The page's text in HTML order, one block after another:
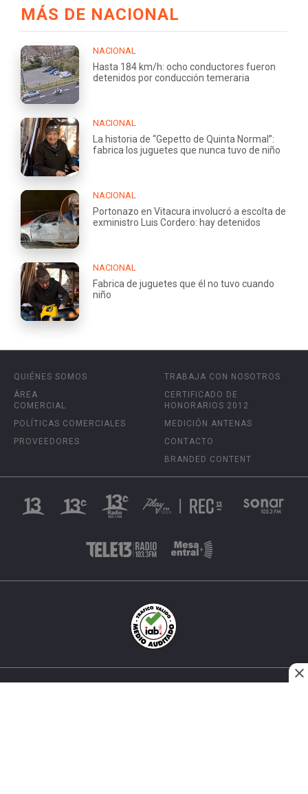
MÁS DE NACIONAL
NACIONAL
Hasta 184 km/h: ocho conductores fueron
detenidos por conducción temeraria
NACIONAL
La historia de “Gepetto de Quinta Normal”:
fabrica los juguetes que nunca tuvo de niño
NACIONAL
Portonazo en Vitacura involucró a escolta de
exministro Luis Cordero: hay detenidos
NACIONAL
Fabrica de juguetes que él no tuvo cuando
niño
QUIÉNES SOMOS
ÁREA
COMERCIAL
POLÍTICAS COMERCIALES
PROVEEDORES
TRABAJA CON NOSOTROS
CERTIFICADO DE
HONORARIOS 2012
MEDICIÓN ANTENAS
CONTACTO
BRANDED CONTENT